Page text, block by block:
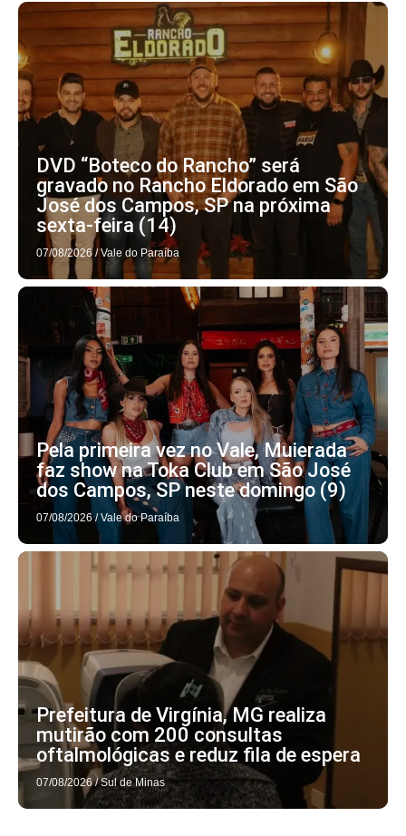
DVD “Boteco do Rancho” será
gravado no Rancho Eldorado em São
José dos Campos, SP na próxima
sexta-feira (14)
07/08/2026 / Vale do Paraíba
Pela primeira vez no Vale, Muierada
faz show na Toka Club em São José
dos Campos, SP neste domingo (9)
07/08/2026 / Vale do Paraíba
Prefeitura de Virgínia, MG realiza
mutirão com 200 consultas
oftalmológicas e reduz fila de espera
07/08/2026 / Sul de Minas